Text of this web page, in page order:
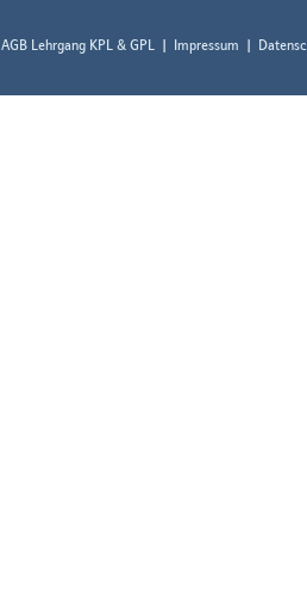
AGB Lehrgang KPL & GPL Impressum